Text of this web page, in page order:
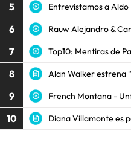
5 Entrevistamos a Aldo
6 Rauw Alejandro &
7 Top10: Mentiras de
8 Alan Walker estrena
9 French Montana -
10 Diana Villamonte es